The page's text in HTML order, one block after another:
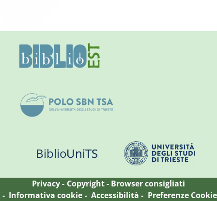
BiblioUniTS
Privacy Copyright
Browser consigliati
Informativa cookie
Accessibilità
Preferenze Cookie